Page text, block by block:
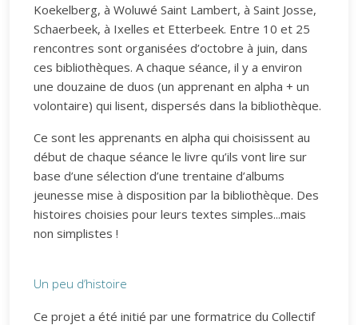
Koekelberg, à Woluwé Saint Lambert, à Saint Josse,
Schaerbeek, à Ixelles et Etterbeek. Entre 10 et 25
rencontres sont organisées d’octobre à juin, dans
ces bibliothèques. A chaque séance, il y a environ
une douzaine de duos (un apprenant en alpha + un
volontaire) qui lisent, dispersés dans la bibliothèque.
Ce sont les apprenants en alpha qui choisissent au
début de chaque séance le livre qu’ils vont lire sur
base d’une sélection d’une trentaine d’albums
jeunesse mise à disposition par la bibliothèque. Des
histoires choisies pour leurs textes simples...mais
non simplistes !
Un peu d’histoire
Ce projet a été initié par une formatrice du Collectif